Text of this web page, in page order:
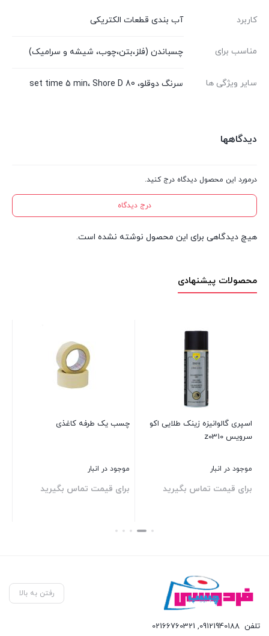
کاربرد آب بندی قطعات الکتریکی
مناسب برای چسباندن (فلز،بتن،چوب، شیشه و سرامیک)
سایر ویژگی ها سرنگ دوقلو، set time 5 min، Shore D 80
دیدگاهها
درمورد این محصول دیدگاه درج کنید.
درج دیدگاه
هیچ دیدگاهی برای این محصول نوشته نشده است.
محصولات پیشنهادی
اسپری گالوانیزه زینک طلایی اکو
سرویس z0310
موجود در انبار
برای قیمت تماس بگیرید
چسب یک طرفه کاغذی
موجود در انبار
برای قیمت تماس بگیرید
بستن
رفتن به بالا
تلفن 09121940188
,
02166760321